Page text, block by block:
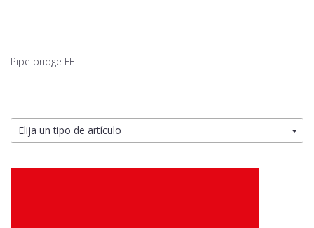
Pipe bridge FF
Elija un tipo de artículo